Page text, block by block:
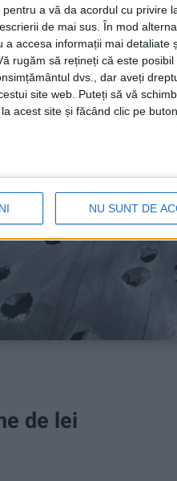
a vă da acordul cu privire
de mai sus. În mod
a accesa informații mai
rugăm să rețineți că este
dvs., dar aveți
site web. Puteți să vă
acest site și făcând clic pe
NU SUNT DE
de lei